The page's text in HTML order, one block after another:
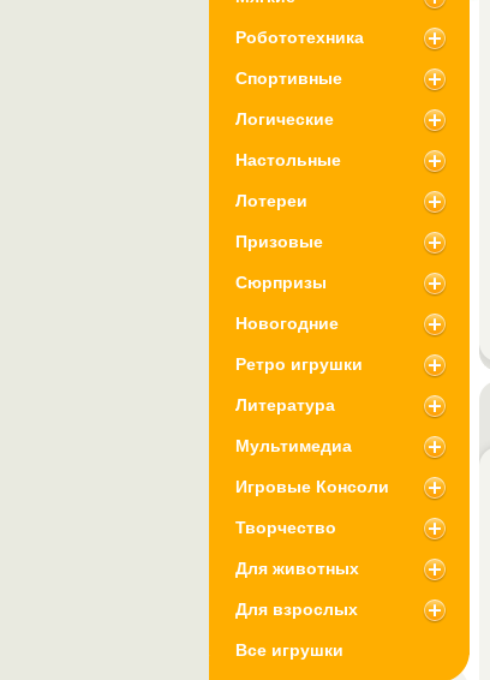
Робототехника
Спортивные
Логические
Настольные
Лотереи
Призовые
Сюрпризы
Новогодние
Ретро игрушки
Литература
Мультимедиа
Игровые Консоли
Творчество
Для животных
Для взрослых
Все игрушки